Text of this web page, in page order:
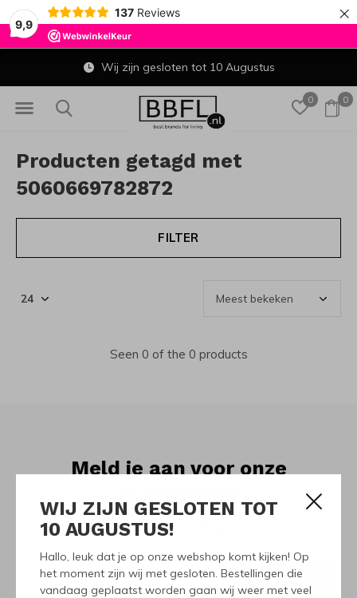
9,9
137 Reviews ×
WIJ ZIJN GESLOTEN TOT
10 AUGUSTUS!
Hallo, leuk dat je op onze webshop komt kijken! Op
het moment zijn wij met gesloten. Bestellingen die
vandaag geplaatst worden gaan wij weer met veel
0 0
Wij zijn gesloten tot 10 Augustus
Producten getagd met
5060669782872
FILTER
Seen 0 of the 0 products
Meld je aan voor onze
Ontvang de nieuwste aanbiedingen en promoties
ABONNEER